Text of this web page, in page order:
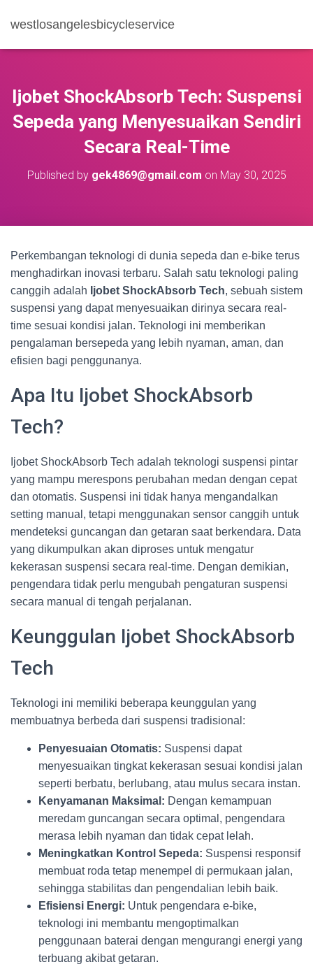
westlosangelesbicycleservice
Ijobet ShockAbsorb Tech: Suspensi
Sepeda yang Menyesuaikan Sendiri
Secara Real-Time
Published by gek4869@gmail.com on May 30, 2025
Perkembangan teknologi di dunia sepeda dan e-bike terus
menghadirkan inovasi terbaru. Salah satu teknologi paling
canggih adalah Ijobet ShockAbsorb Tech, sebuah sistem
suspensi yang dapat menyesuaikan dirinya secara real-
time sesuai kondisi jalan. Teknologi ini memberikan
pengalaman bersepeda yang lebih nyaman, aman, dan
efisien bagi penggunanya.
Apa Itu Ijobet ShockAbsorb
Tech?
Ijobet ShockAbsorb Tech adalah teknologi suspensi pintar
yang mampu merespons perubahan medan dengan cepat
dan otomatis. Suspensi ini tidak hanya mengandalkan
setting manual, tetapi menggunakan sensor canggih untuk
mendeteksi guncangan dan getaran saat berkendara. Data
yang dikumpulkan akan diproses untuk mengatur
kekerasan suspensi secara real-time. Dengan demikian,
pengendara tidak perlu mengubah pengaturan suspensi
secara manual di tengah perjalanan.
Keunggulan Ijobet ShockAbsorb
Tech
Teknologi ini memiliki beberapa keunggulan yang
membuatnya berbeda dari suspensi tradisional:
Penyesuaian Otomatis: Suspensi dapat
menyesuaikan tingkat kekerasan sesuai kondisi jalan
seperti berbatu, berlubang, atau mulus secara instan.
Kenyamanan Maksimal: Dengan kemampuan
meredam guncangan secara optimal, pengendara
merasa lebih nyaman dan tidak cepat lelah.
Meningkatkan Kontrol Sepeda: Suspensi responsif
membuat roda tetap menempel di permukaan jalan,
sehingga stabilitas dan pengendalian lebih baik.
Efisiensi Energi: Untuk pengendara e-bike,
teknologi ini membantu mengoptimalkan
penggunaan baterai dengan mengurangi energi yang
terbuang akibat getaran.